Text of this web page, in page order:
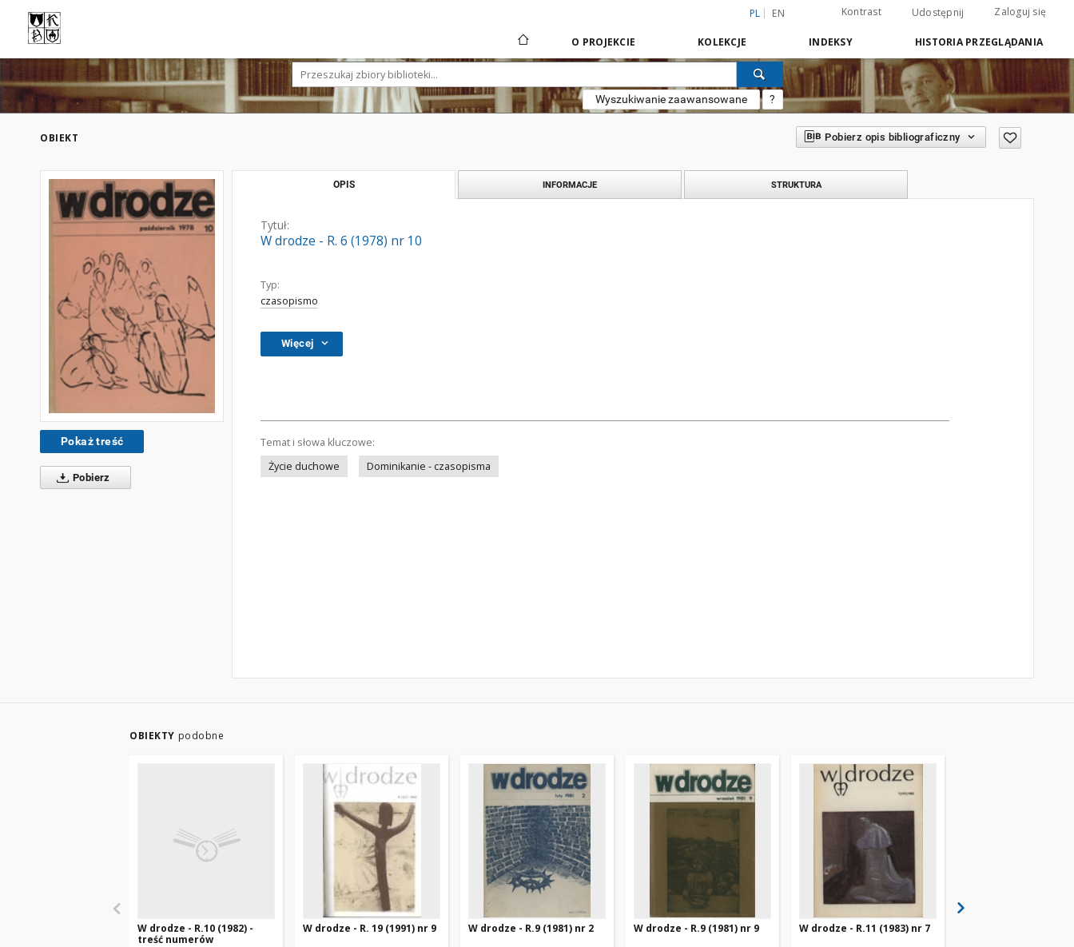
PL EN Kontrast Udostępnij Zaloguj się
O PROJEKCIE KOLEKCJE INDEKSY HISTORIA PRZEGLĄDANIA
Wyszukiwanie zaawansowane ?
OBIEKT Pobierz opis bibliograficzny
Pokaż treść
Pobierz
OPIS INFORMACJE STRUKTURA
Tytuł:
W drodze - R. 6 (1978) nr 10
Typ:
czasopismo
Więcej
Temat i słowa kluczowe:
Życie duchowe
Dominikanie - czasopisma
OBIEKTY podobne
W drodze - R.10 (1982) -
treść numerów
W drodze - R. 19 (1991) nr 9 W drodze - R.9 (1981) nr 2 W drodze - R.9 (1981) nr 9 W drodze - R.11 (1983) nr 7